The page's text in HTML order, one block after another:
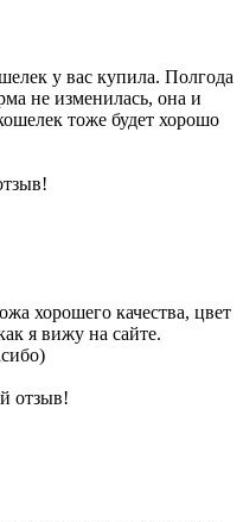
у вас купила. Полгода
не изменилась, она и
тоже будет хорошо
хорошего качества, цвет
я вижу на сайте.
отзыв!